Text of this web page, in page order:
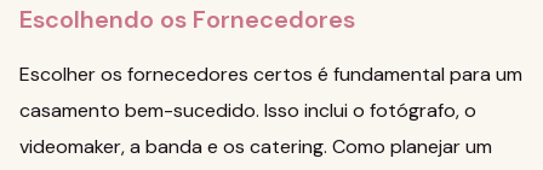
Escolhendo os Fornecedores
Escolher os fornecedores certos é fundamental para um
casamento bem-sucedido. Isso inclui o fotógrafo, o
videomaker, a banda e os catering. Como planejar um